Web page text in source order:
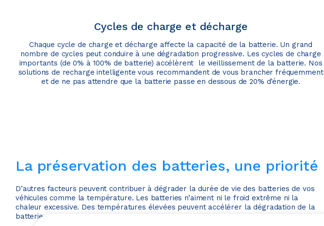
Cycles de charge et décharge
Chaque cycle de charge et décharge affecte la capacité de la batterie. Un grand
nombre de cycles peut conduire à une dégradation progressive. Les cycles de charge
importants (de 0% à 100% de batterie) accélèrent le vieillissement de la batterie. Nos
solutions de recharge intelligente vous recommandent de vous brancher fréquemment
et de ne pas attendre que la batterie passe en dessous de 20% d’énergie.
La préservation des batteries, une priorité
D’autres facteurs peuvent contribuer à dégrader la durée de vie des batteries de vos
véhicules comme la température. Les batteries n’aiment ni le froid extrême ni la
chaleur excessive. Des températures élevées peuvent accélérer la dégradation de la
batterie.